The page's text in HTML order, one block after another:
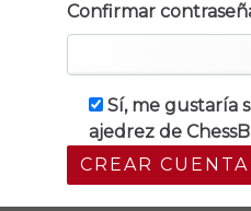
Confirmar
Sí, me gustaría
ajedrez de
CREAR CUENTA